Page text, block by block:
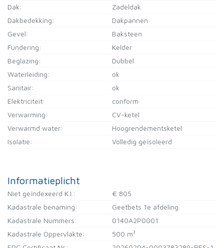
Dak:
Zadeldak
Dakbedekking:
Dakpannen
Gevel:
Baksteen
Fundering:
Kelder
Beglazing:
Dubbel
Waterleiding:
ok
Sanitair:
ok
Elektriciteit:
conform
Verwarming:
CV-ketel
Verwarmd water:
Hoogrendementsketel
Isolatie:
Volledig geïsoleerd
Informatieplicht
Niet geïndexeerd K.I.:
€ 805
Kadastrale benaming:
Geetbets 1e afdeling
Kadastrale Nummers:
0140A2P0001
Kadastrale Oppervlakte:
500 m²